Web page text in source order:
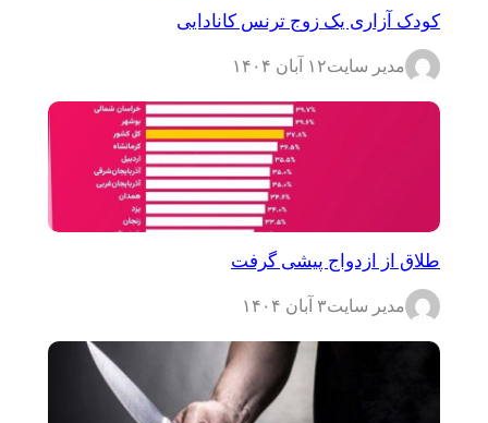
کودک آزاری یک زوج ترنس کانادایی
مدیر سایت۱۲ آبان ۱۴۰۴
طلاق از ازدواج پیشی گرفت
مدیر سایت۳ آبان ۱۴۰۴